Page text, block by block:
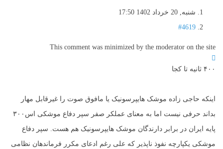
شنبه, 20 خرداد 1402 17:50
#4619
This comment was minimized by the moderator on the site
۴۰۰ ثانیه تا کجا
اینکه حاجی زاده موشک هایپرسونیک یا مافوق صوت را غیرقابل مهار
بداند حرفی نیست اما به معنای عملکر صفر سپر دفاع موشکی اس۳۰۰
پایه ایران در برابر دارندگان موشک هایپرسونیک هم هست. سپر دفاع
موشکی یکپارچه نفوذ ناپذیر که علی رغم ادعای مکرر فرماندهان نظامی